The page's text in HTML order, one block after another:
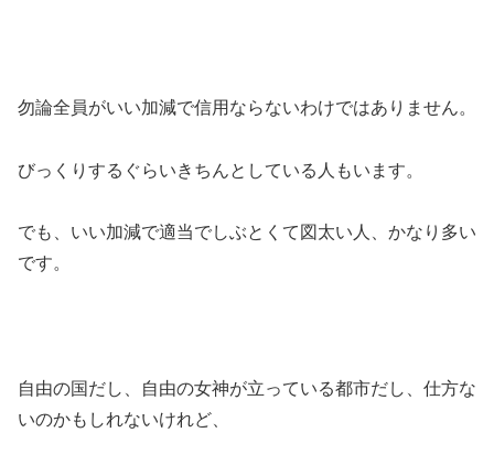
勿論全員がいい加減で信用ならないわけではありません。
びっくりするぐらいきちんとしている人もいます。
でも、 いい加減で適当でしぶとくて図太い人、かなり多い
です。
自由の国だし、自由の女神が立っている都市だし、仕方な
いのかもしれないけれど、